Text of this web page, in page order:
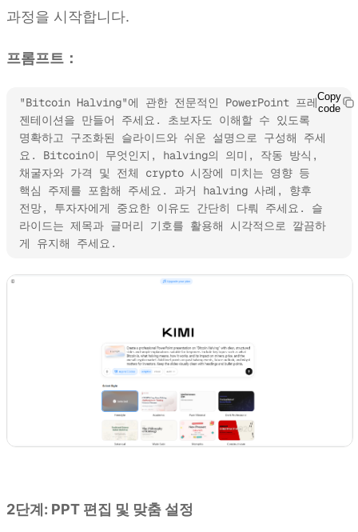
과정을 시작합니다.
프롬프트：
"Bitcoin Halving"에 관한 전문적인 PowerPoint 프레
젠테이션을 만들어 주세요. 초보자도 이해할 수 있도록
명확하고 구조화된 슬라이드와 쉬운 설명으로 구성해 주세
요. Bitcoin이 무엇인지, halving의 의미, 작동 방식,
채굴자와 가격 및 전체 crypto 시장에 미치는 영향 등
핵심 주제를 포함해 주세요. 과거 halving 사례, 향후
전망, 투자자에게 중요한 이유도 간단히 다뤄 주세요. 슬
라이드는 제목과 글머리 기호를 활용해 시각적으로 깔끔하
게 유지해 주세요.
Copy
code
2단계: PPT 편집 및 맞춤 설정